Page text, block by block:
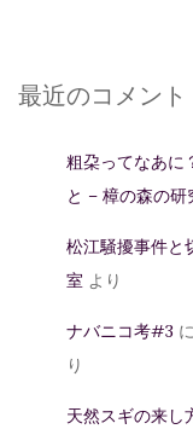
最近のコメント
粗朶ってなあに
と – 樟の森の研
松江騒擾事件と
室 より
ナバニコ考#3 に
り
天然スギの来し